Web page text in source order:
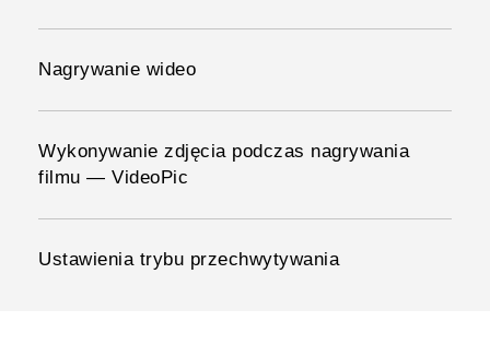
Nagrywanie wideo
Wykonywanie zdjęcia podczas nagrywania
filmu — VideoPic
Ustawienia trybu przechwytywania